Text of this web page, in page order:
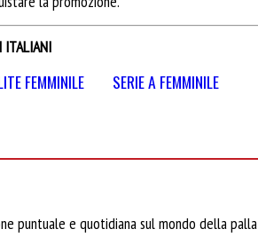
ITALIANI
FEMMINILE SERIE A FEMMINILE
puntuale e quotidiana sul mondo della palla